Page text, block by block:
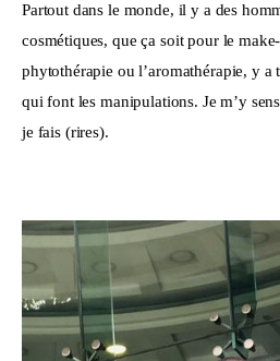
Partout dans le monde, il y a des
cosmétiques, que ça soit pour le
phytothérapie ou l’aromathérapie, y a
qui font les manipulations. Je m’y
je fais (rires).